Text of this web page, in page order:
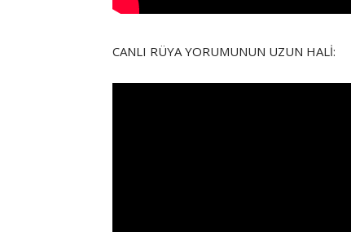
CANLI RÜYA YORUMUNUN UZUN HALİ: